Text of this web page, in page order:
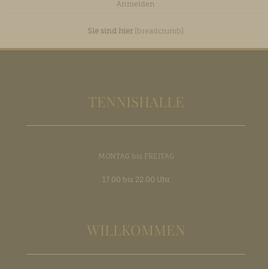
Anmelden
Sie sind hier [breadcrumb]
TENNISHALLE
MONTAG bis FREITAG
17.00 bis 22.00 Uhr
WILLKOMMEN